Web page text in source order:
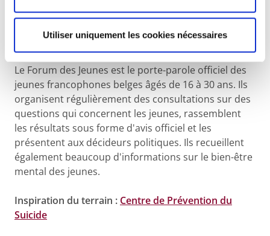
Utiliser uniquement les cookies nécessaires
(Fédération Bruxelles-Wallonie)
Le Forum des Jeunes est le porte-parole officiel des
jeunes francophones belges âgés de 16 à 30 ans. Ils
organisent régulièrement des consultations sur des
questions qui concernent les jeunes, rassemblent
les résultats sous forme d'avis officiel et les
présentent aux décideurs politiques. Ils recueillent
également beaucoup d'informations sur le bien-être
mental des jeunes.
Inspiration du terrain : Centre de Prévention du
Suicide